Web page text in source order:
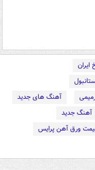
ایران
آهنگ های جدید
آهنگ جدید
ورق آهن پرایس